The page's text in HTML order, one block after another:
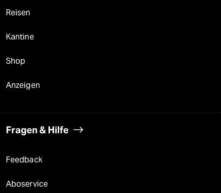
Reisen
Kantine
Shop
Anzeigen
Fragen & Hilfe
Feedback
Aboservice